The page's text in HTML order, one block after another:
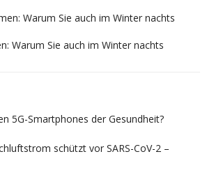
Warum Sie auch im Winter nachts
5G-Smartphones der Gesundheit?
schützt vor SARS-CoV-2 –